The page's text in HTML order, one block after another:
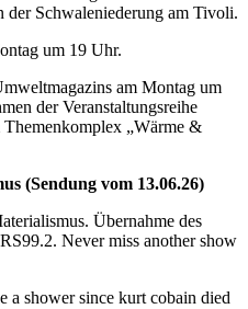
Schwaleniederung am Tivoli.
um 19 Uhr.
am Montag um
der Veranstaltungsreihe
Themenkomplex „Wärme &
(Sendung vom 13.06.26)
Übernahme des
Never miss another show
a shower since kurt cobain died